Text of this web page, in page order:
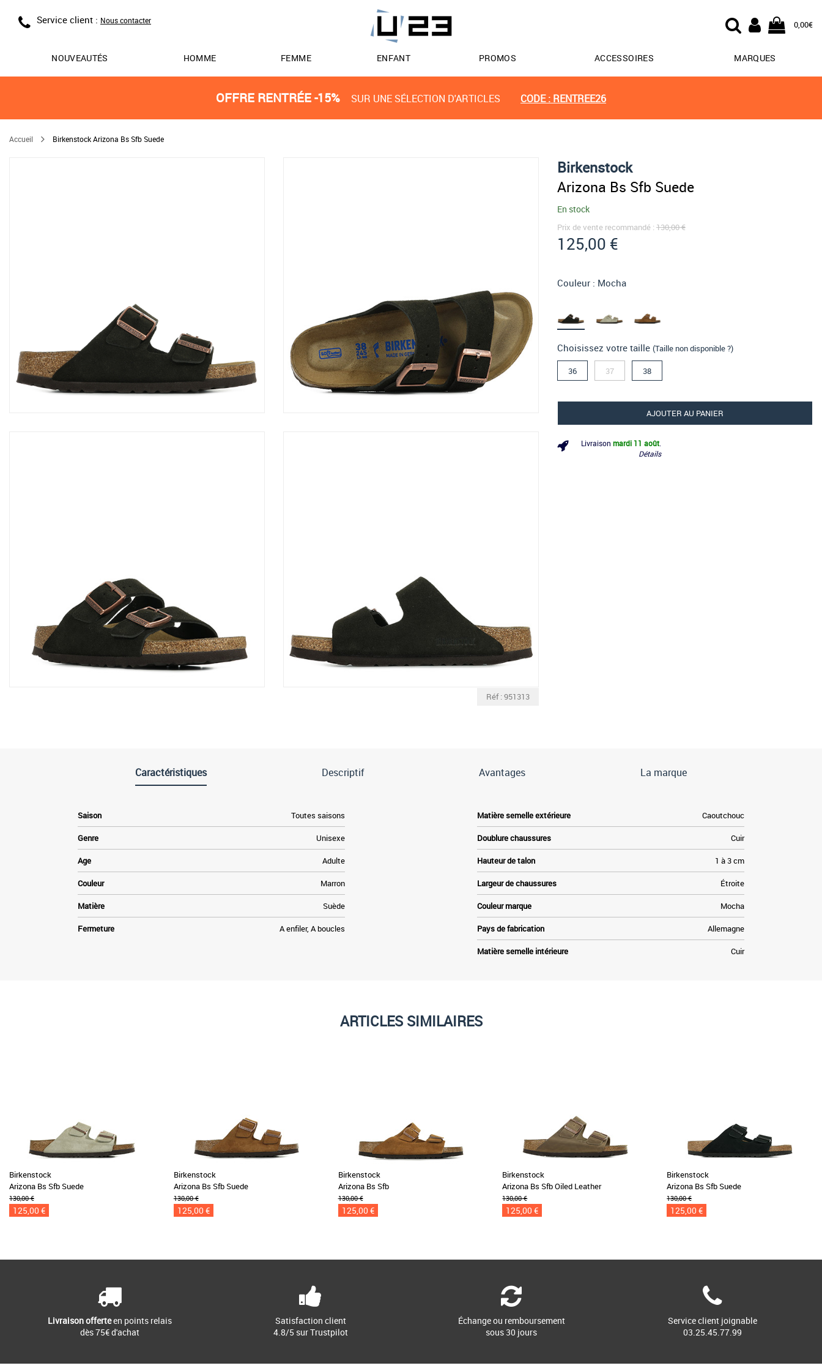
Service client : Nous contacter 0,00€
NOUVEAUTÉS HOMME FEMME ENFANT PROMOS ACCESSOIRES MARQUES
OFFRE RENTRÉE -15% SUR UNE SÉLECTION D'ARTICLES CODE : RENTREE26
Accueil Birkenstock Arizona Bs Sfb Suede
Réf : 951313
Birkenstock
Arizona Bs Sfb Suede
En stock
Prix de vente recommandé : 130,00 €
125,00 €
Couleur : Mocha
Choisissez votre taille (Taille non disponible ?)
36 37 38
AJOUTER AU PANIER
Livraison mardi 11 août
Détails
Caractéristiques Descriptif Avantages La marque
Saison Toutes saisons
Genre Unisexe
Age Adulte
Couleur Marron
Matière Suède
Fermeture A enfiler, A boucles
Matière semelle extérieure Caoutchouc
Doublure chaussures Cuir
Hauteur de talon 1 à 3 cm
Largeur de chaussures Étroite
Couleur marque Mocha
Pays de fabrication Allemagne
Matière semelle intérieure Cuir
ARTICLES SIMILAIRES
Birkenstock
Arizona Bs Sfb Suede
130,00 €
125,00 €
Birkenstock
Arizona Bs Sfb Suede
130,00 €
125,00 €
Birkenstock
Arizona Bs Sfb
130,00 €
125,00 €
Birkenstock
Arizona Bs Sfb Oiled Leather
130,00 €
125,00 €
Birkenstock
Arizona Bs Sfb Suede
130,00 €
125,00 €
Livraison offerteen points relais
dès 75€ d'achat
Satisfaction client
4.8/5 sur Trustpilot
Échange ou remboursement
sous 30 jours
Service client joignable
03.25.45.77.99